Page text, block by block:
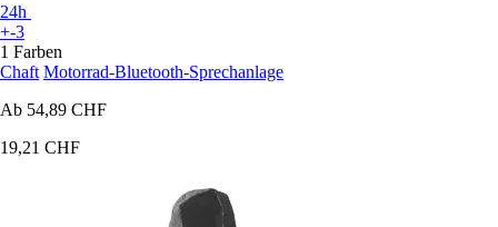
24h
+-3
1 Farben
Chaft Motorrad-Bluetooth-Sprechanlage
Ab 54,89 CHF
19,21 CHF